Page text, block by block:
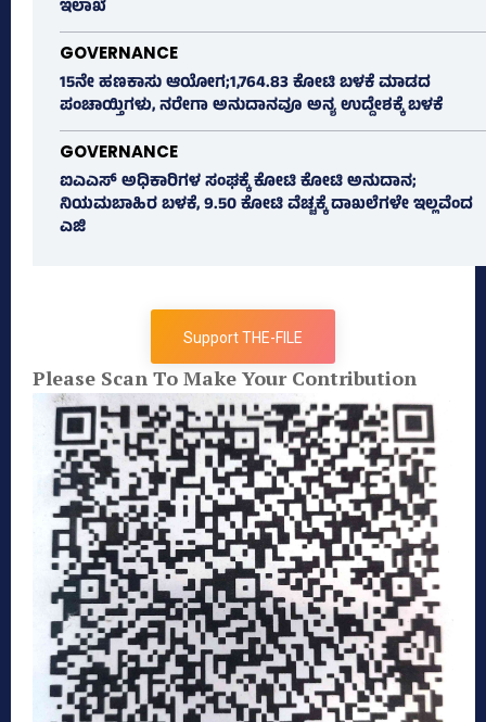
ಇಲಾಖೆ
GOVERNANCE
15ನೇ ಹಣಕಾಸು ಆಯೋಗ;1,764.83 ಕೋಟಿ ಬಳಕೆ ಮಾಡದ
ಪಂಚಾಯ್ತಿಗಳು, ನರೇಗಾ ಅನುದಾನವೂ ಅನ್ಯ ಉದ್ದೇಶಕ್ಕೆ ಬಳಕೆ
GOVERNANCE
ಐಎಎಸ್‌ ಅಧಿಕಾರಿಗಳ ಸಂಘಕ್ಕೆ ಕೋಟಿ ಕೋಟಿ ಅನುದಾನ;
ನಿಯಮಬಾಹಿರ ಬಳಕೆ, 9.50 ಕೋಟಿ ವೆಚ್ಚಕ್ಕೆ ದಾಖಲೆಗಳೇ ಇಲ್ಲವೆಂದ
ಎಜಿ
Support THE-FILE
Please Scan To Make Your Contribution